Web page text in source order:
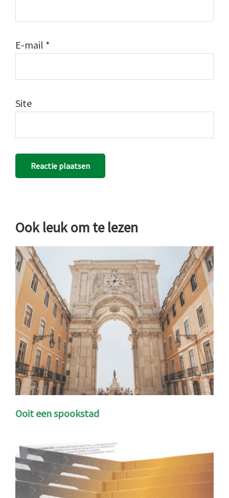
E-mail *
Site
Ook leuk om te lezen
Ooit een spookstad